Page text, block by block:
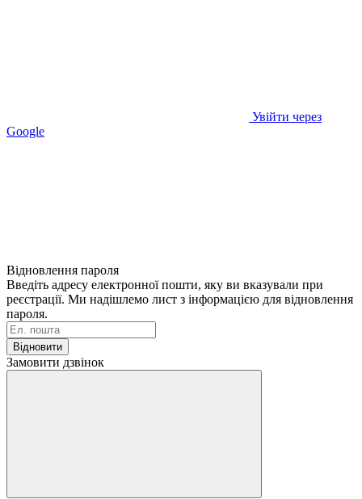
Увійти через
Google
Відновлення пароля
Введіть адресу електронної пошти, яку ви вказували при
реєстрації. Ми надішлемо лист з інформацією для відновлення
пароля.
Відновити
Замовити дзвінок